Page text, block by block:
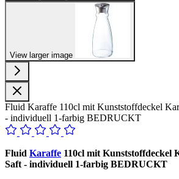
View larger image
Fluid Karaffe 110cl mit Kunststoffdeckel
- individuell 1-farbig BEDRUCKT
Fluid Karaffe 110cl mit Kunststoffdeckel
Saft - individuell 1-farbig BEDRUCKT